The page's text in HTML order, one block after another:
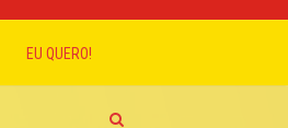
EU QUERO!